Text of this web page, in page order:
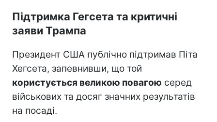
Підтримка Гегсета та критичні
заяви Трампа
Президент США публічно підтримав Піта
Хегсета, запевнивши, що той
користується великою повагою серед
військових та досяг значних результатів
на посаді.